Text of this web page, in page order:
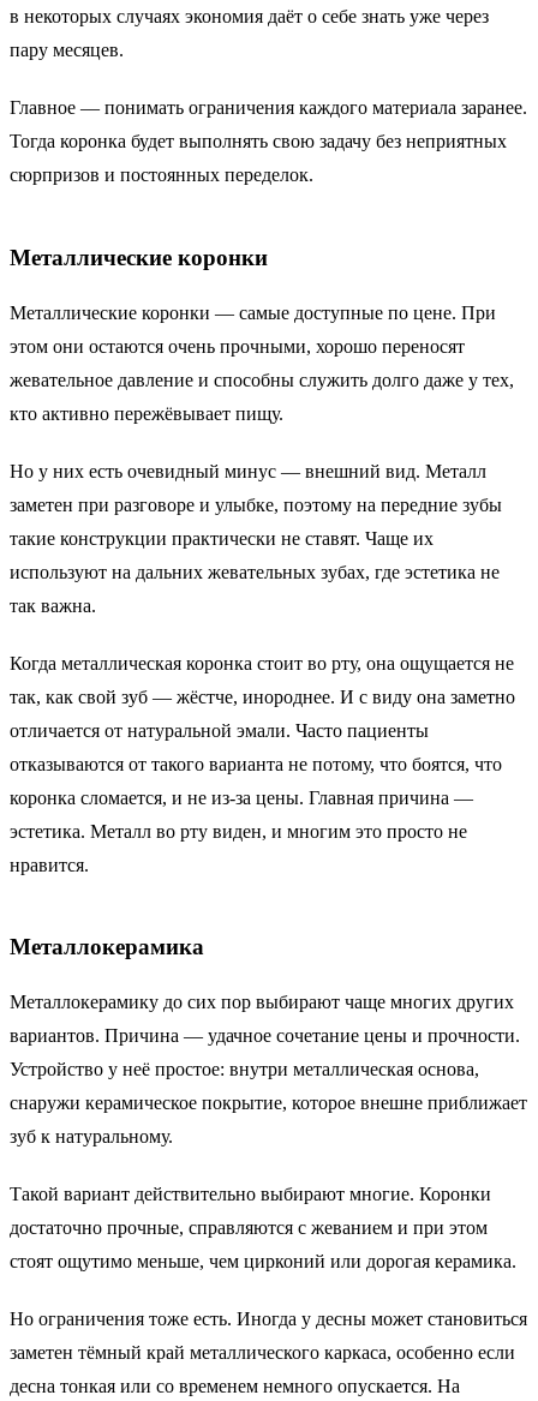
в некоторых случаях экономия даёт о себе знать уже через
пару месяцев.
Главное — понимать ограничения каждого материала заранее.
Тогда коронка будет выполнять свою задачу без неприятных
сюрпризов и постоянных переделок.
Металлические коронки
Металлические коронки — самые доступные по цене. При
этом они остаются очень прочными, хорошо переносят
жевательное давление и способны служить долго даже у тех,
кто активно пережёвывает пищу.
Но у них есть очевидный минус — внешний вид. Металл
заметен при разговоре и улыбке, поэтому на передние зубы
такие конструкции практически не ставят. Чаще их
используют на дальних жевательных зубах, где эстетика не
так важна.
Когда металлическая коронка стоит во рту, она ощущается не
так, как свой зуб — жёстче, инороднее. И с виду она заметно
отличается от натуральной эмали. Часто пациенты
отказываются от такого варианта не потому, что боятся, что
коронка сломается, и не из-за цены. Главная причина —
эстетика. Металл во рту виден, и многим это просто не
нравится.
Металлокерамика
Металлокерамику до сих пор выбирают чаще многих других
вариантов. Причина — удачное сочетание цены и прочности.
Устройство у неё простое: внутри металлическая основа,
снаружи керамическое покрытие, которое внешне приближает
зуб к натуральному.
Такой вариант действительно выбирают многие. Коронки
достаточно прочные, справляются с жеванием и при этом
стоят ощутимо меньше, чем цирконий или дорогая керамика.
Но ограничения тоже есть. Иногда у десны может становиться
заметен тёмный край металлического каркаса, особенно если
десна тонкая или со временем немного опускается. На